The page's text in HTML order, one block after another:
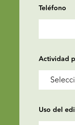
Teléfono
Actividad
Uso del